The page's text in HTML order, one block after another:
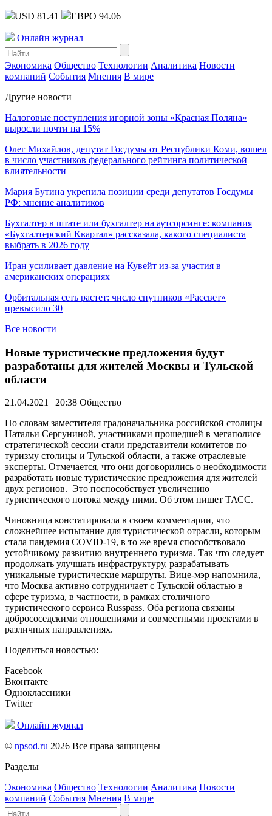
USD 81.41 ЕВРО 94.06
Онлайн журнал
Экономика Общество Технологии Аналитика Новости
компаний События Мнения В мире
Другие новости
Налоговые поступления игорной зоны «Красная Поляна»
выросли почти на 15%
Олег Михайлов, депутат Госдумы от Республики Коми, вошел
в число участников федерального рейтинга политической
влиятельности
Мария Бутина укрепила позиции среди депутатов Госдумы
РФ: мнение аналитиков
Бухгалтер в штате или бухгалтер на аутсорсинге: компания
«Бухгалтерский Квартал» рассказала, какого специалиста
выбрать в 2026 году
Иран усиливает давление на Кувейт из-за участия в
американских операциях
Орбитальная сеть растет: число спутников «Рассвет»
превысило 30
Все новости
Новые туристические предложения будут
разработаны для жителей Москвы и Тульской
области
21.04.2021 | 20:38 Общество
По словам заместителя градоначальника российской столицы
Натальи Сергуниной, участниками прошедшей в мегаполисе
стратегической сессии стали представители комитетов по
туризму столицы и Тульской области, а также отраслевые
эксперты. Отмечается, что они договорились о необходимости
разработать новые туристические предложения для жителей
двух регионов. Это поспособствует увеличению
туристического потока между ними. Об этом пишет ТАСС.
Чиновница констатировала в своем комментарии, что
сложнейшее испытание для туристической отрасли, которым
стала пандемия COVID-19, в то же время способствовало
устойчивому развитию внутреннего туризма. Так что следует
продолжать улучшать инфраструктуру, разрабатывать
уникальные туристические маршруты. Вице-мэр напомнила,
что Москва активно сотрудничает с Тульской областью в
сфере туризма, в частности, в рамках столичного
туристического сервиса Russpass. Оба региона связаны
добрососедскими отношениями и совместными проектами в
различных направлениях.
Поделиться новостью:
Facebook
Вконтакте
Одноклассники
Twitter
Онлайн журнал
© npsod.ru 2026 Все права защищены
Разделы
Экономика Общество Технологии Аналитика Новости
компаний События Мнения В мире